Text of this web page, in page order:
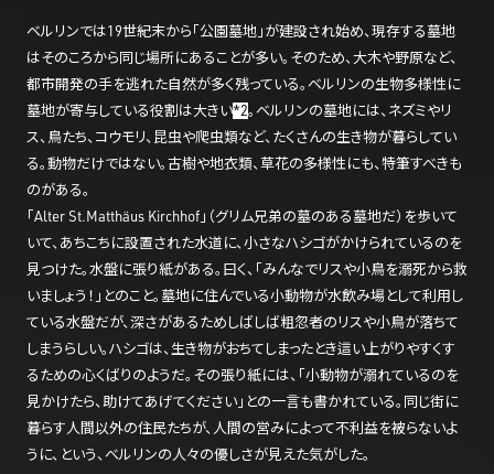
ベルリンでは19世紀末から「公園墓地」が建設され始め、現存する墓地
はそのころから同じ場所にあることが多い。そのため、大木や野原など、
都市開発の手を逃れた自然が多く残っている。ベルリンの生物多様性に
墓地が寄与している役割は大きい*2。ベルリンの墓地には、ネズミやリ
ス、鳥たち、コウモリ、昆虫や爬虫類など、たくさんの生き物が暮らしてい
る。動物だけではない。古樹や地衣類、草花の多様性にも、特筆すべきも
のがある。
「Alter St.Matthäus Kirchhof」（グリム兄弟の墓のある墓地だ）を歩いて
いて、あちこちに設置された水道に、小さなハシゴがかけられているのを
見つけた。水盤に張り紙がある。曰く、「みんなでリスや小鳥を溺死から救
いましょう！」とのこと。墓地に住んでいる小動物が水飲み場として利用し
ている水盤だが、深さがあるためしばしば粗忽者のリスや小鳥が落ちて
しまうらしい。ハシゴは、生き物がおちてしまったとき這い上がりやすくす
るための心くばりのようだ。その張り紙には、「小動物が溺れているのを
見かけたら、助けてあげてください」との一言も書かれている。同じ街に
暮らす人間以外の住民たちが、人間の営みによって不利益を被らないよ
うに、という、ベルリンの人々の優しさが見えた気がした。